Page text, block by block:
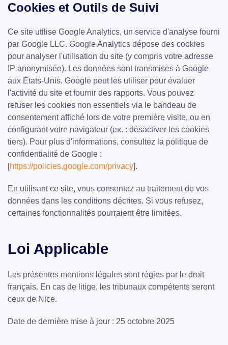
Cookies et Outils de Suivi
Ce site utilise Google Analytics, un service d'analyse fourni
par Google LLC. Google Analytics dépose des cookies
pour analyser l'utilisation du site (y compris votre adresse
IP anonymisée). Les données sont transmises à Google
aux États-Unis. Google peut les utiliser pour évaluer
l'activité du site et fournir des rapports. Vous pouvez
refuser les cookies non essentiels via le bandeau de
consentement affiché lors de votre première visite, ou en
configurant votre navigateur (ex. : désactiver les cookies
tiers). Pour plus d'informations, consultez la politique de
confidentialité de Google :
[https://policies.google.com/privacy].
En utilisant ce site, vous consentez au traitement de vos
données dans les conditions décrites. Si vous refusez,
certaines fonctionnalités pourraient être limitées.
Loi Applicable
Les présentes mentions légales sont régies par le droit
français. En cas de litige, les tribunaux compétents seront
ceux de Nice.
Date de dernière mise à jour : 25 octobre 2025